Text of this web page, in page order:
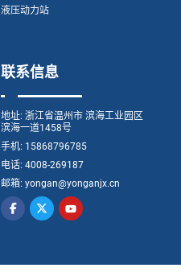
液压动力站
联系信息
地址: 浙江省温州市 滨海工业园区
滨海一道1458号
手机: 15868796785
电话: 4008-269187
邮箱: yongan@yonganjx.cn